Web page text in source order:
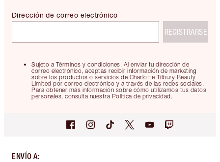
Sujeto a Términos y condiciones. Al enviar tu dirección de
correo electrónico, aceptas recibir información de marketing
sobre los productos o servicios de Charlotte Tilbury Beauty
Limited por correo electrónico y a través de las redes sociales.
Para obtener más información sobre cómo utilizamos tus datos
personales, consulta nuestra Política de privacidad.
Dirección de correo electrónico
REGISTRARSE
ENVÍO A: